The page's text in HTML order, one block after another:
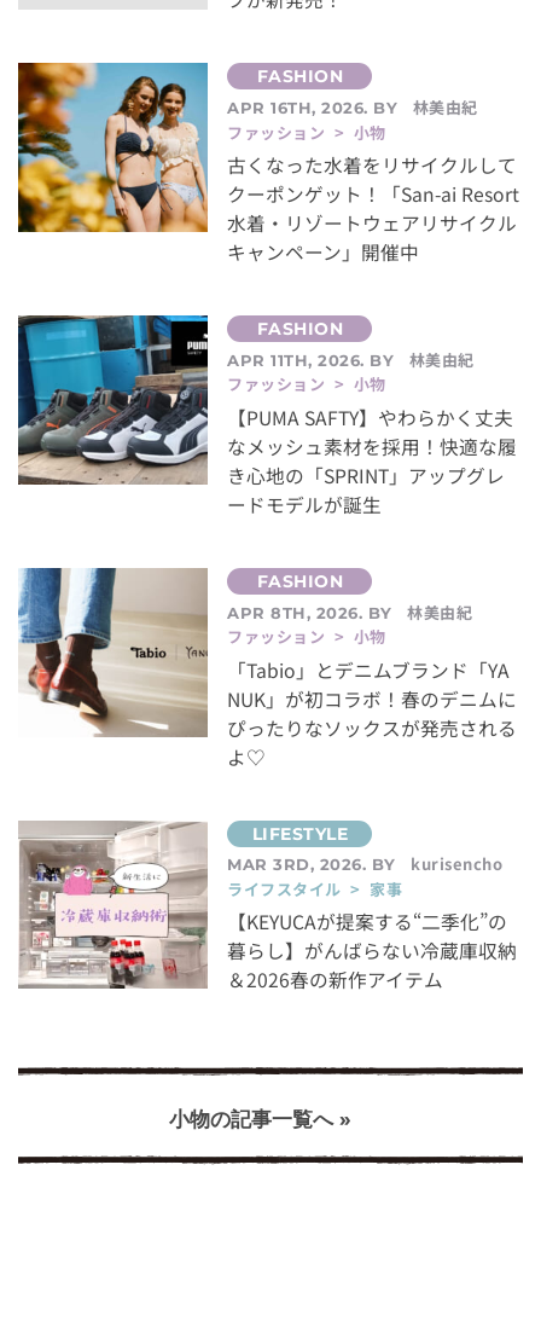
APR 16TH, 2026. BY
林美由紀
ファッション > 小物
古くなった水着をリサイクルして
クーポンゲット！「San-ai Resort
水着・リゾートウェアリサイクル
キャンペーン」開催中
APR 11TH, 2026. BY
林美由紀
ファッション > 小物
【PUMA SAFTY】やわらかく丈夫
なメッシュ素材を採用！快適な履
き心地の「SPRINT」アップグレ
ードモデルが誕生
APR 8TH, 2026. BY
林美由紀
ファッション > 小物
「Tabio」とデニムブランド「YA
NUK」が初コラボ！春のデニムに
ぴったりなソックスが発売される
よ♡
MAR 3RD, 2026. BY
kurisencho
ライフスタイル > 家事
【KEYUCAが提案する“二季化”の
暮らし】がんばらない冷蔵庫収納
＆2026春の新作アイテム
小物の記事一覧へ »